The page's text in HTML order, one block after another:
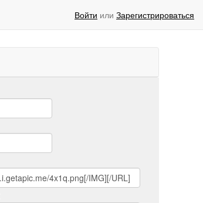
Войти или Зарегистрироваться